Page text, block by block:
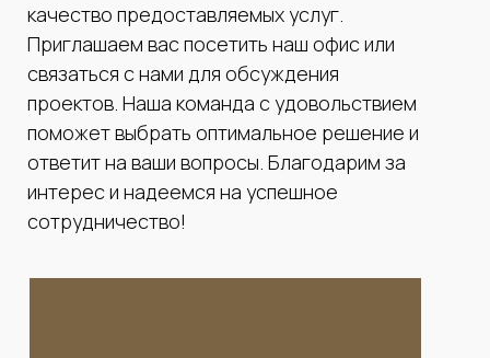
качество предоставляемых услуг.
Приглашаем вас посетить наш офис или
связаться с нами для обсуждения
проектов. Наша команда с удовольствием
поможет выбрать оптимальное решение и
ответит на ваши вопросы. Благодарим за
интерес и надеемся на успешное
сотрудничество!